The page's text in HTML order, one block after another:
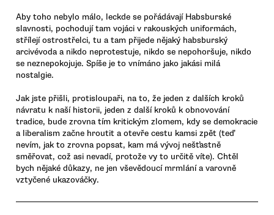
Aby toho nebylo málo, leckde se pořádávají Habsburské
slavnosti, pochodují tam vojáci v rakouských uniformách,
střílejí ostrostřelci, tu a tam přijede nějaký habsburský
arcivévoda a nikdo neprotestuje, nikdo se nepohoršuje, nikdo
se neznepokojuje. Spíše je to vnímáno jako jakási milá
nostalgie.
Jak jste přišli, protisloupaři, na to, že jeden z dalších kroků
návratu k naší historii, jeden z další kroků k obnovování
tradice, bude zrovna tím kritickým zlomem, kdy se demokracie
a liberalism začne hroutit a otevře cestu kamsi zpět (teď
nevím, jak to zrovna popsat, kam má vývoj nešťastně
směřovat, což asi nevadí, protože vy to určitě víte). Chtěl
bych nějaké důkazy, ne jen vševědoucí mrmlání a varovně
vztyčené ukazováčky.